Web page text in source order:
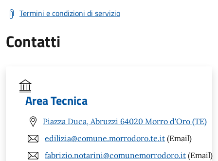
Termini e condizioni di servizio
Contatti
Area Tecnica
Piazza Duca, Abruzzi 64020 Morro d'Oro (TE)
edilizia@comune.morrodoro.te.it (Email)
fabrizio.notarini@comunemorrodoro.it (Email)